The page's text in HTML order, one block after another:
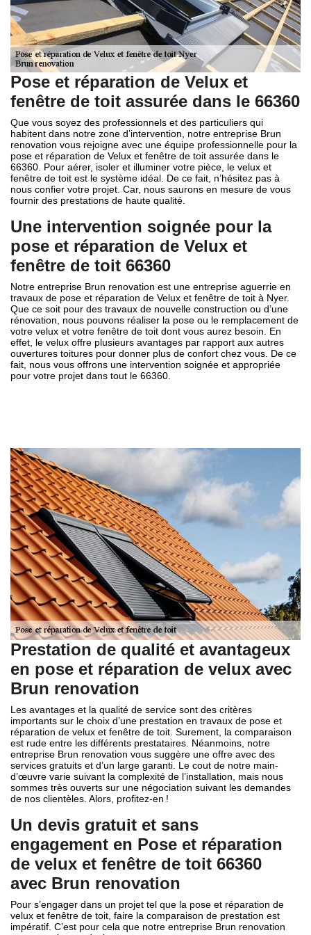
Pose et réparation de Velux et
fenêtre de toit assurée dans le 66360
Que vous soyez des professionnels et des particuliers qui
habitent dans notre zone d’intervention, notre entreprise Brun
renovation vous rejoigne avec une équipe professionnelle pour la
pose et réparation de Velux et fenêtre de toit assurée dans le
66360. Pour aérer, isoler et illuminer votre pièce, le velux et
fenêtre de toit est le système idéal. De ce fait, n’hésitez pas à
nous confier votre projet. Car, nous saurons en mesure de vous
fournir des prestations de haute qualité.
Une intervention soignée pour la
pose et réparation de Velux et
fenêtre de toit 66360
Notre entreprise Brun renovation est une entreprise aguerrie en
travaux de pose et réparation de Velux et fenêtre de toit à Nyer.
Que ce soit pour des travaux de nouvelle construction ou d’une
rénovation, nous pouvons réaliser la pose ou le remplacement de
votre velux et votre fenêtre de toit dont vous aurez besoin. En
effet, le velux offre plusieurs avantages par rapport aux autres
ouvertures toitures pour donner plus de confort chez vous. De ce
fait, nous vous offrons une intervention soignée et appropriée
pour votre projet dans tout le 66360.
Prestation de qualité et avantageux
en pose et réparation de velux avec
Brun renovation
Les avantages et la qualité de service sont des critères
importants sur le choix d’une prestation en travaux de pose et
réparation de velux et fenêtre de toit. Surement, la comparaison
est rude entre les différents prestataires. Néanmoins, notre
entreprise Brun renovation vous suggère une offre avec des
services gratuits et d’un large garanti. Le cout de notre main-
d’œuvre varie suivant la complexité de l’installation, mais nous
sommes très ouverts sur une négociation suivant les demandes
de nos clientèles. Alors, profitez-en !
Un devis gratuit et sans
engagement en Pose et réparation
de velux et fenêtre de toit 66360
avec Brun renovation
Pour s’engager dans un projet tel que la pose et réparation de
velux et fenêtre de toit, faire la comparaison de prestation est
impératif. C’est pour cela que notre entreprise Brun renovation